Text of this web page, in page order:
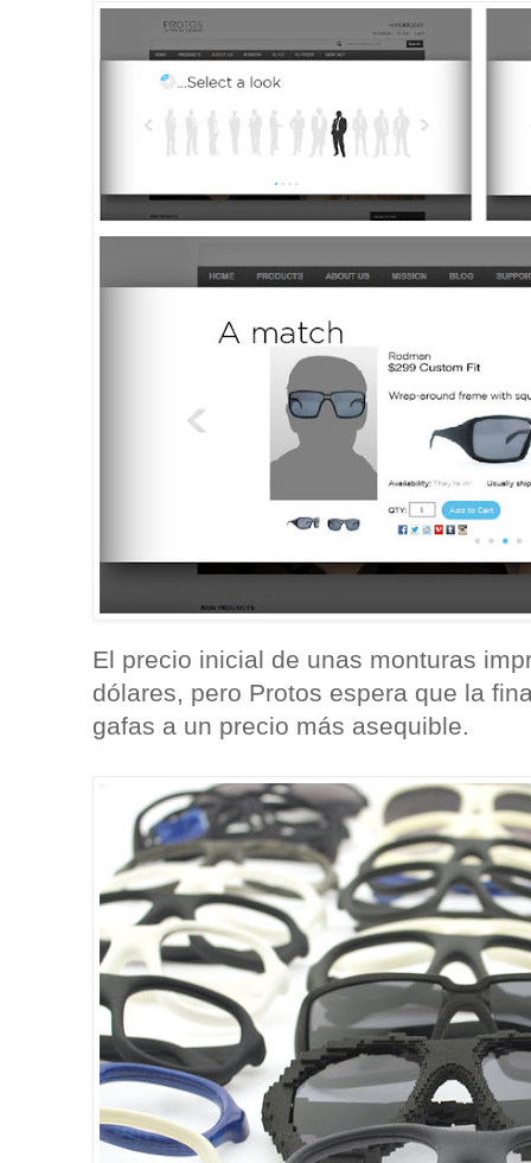
El precio inicial de unas monturas
dólares, pero Protos espera que la
gafas a un precio más asequible.